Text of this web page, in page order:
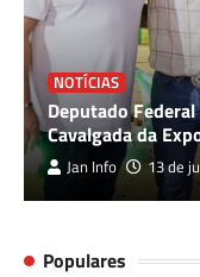
NOTÍCIAS
Deputado
Cavalgada da
Jan Info 13 de
Populares